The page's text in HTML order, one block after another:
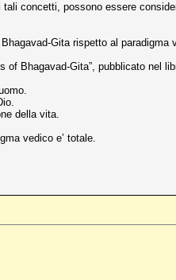
concetti, possono essere
Gita rispetto al paradigma
of Bhagavad-Gita”, pubblicato nel
della vita.
vedico e’ totale.